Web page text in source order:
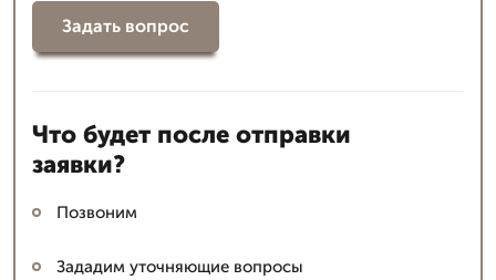
Задать вопрос
Что будет после отправки
заявки?
Позвоним
Зададим уточняющие вопросы